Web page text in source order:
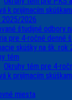
k prijímacím
2025/2026
študijné odbory
pre 4-ročné denné
skúšky na šk. rok
tém
Okruhy tém pre 4-
k prijímacím
miesta